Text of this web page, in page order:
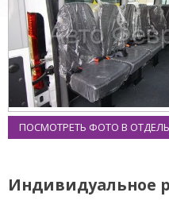
ПОСМОТРЕТЬ ФОТО В
Индивидуальное